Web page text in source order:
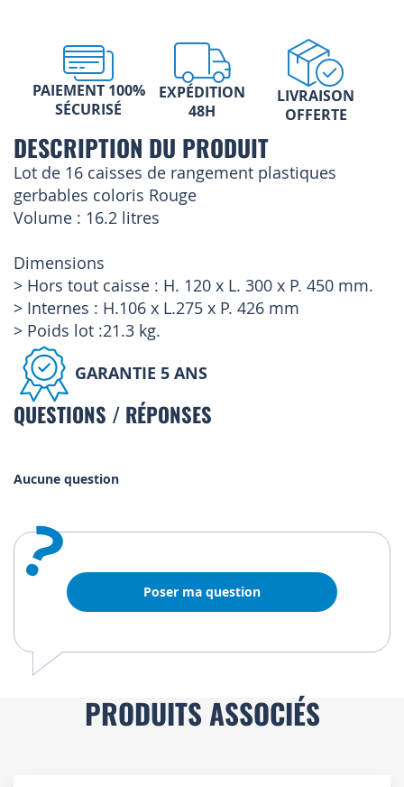
PAIEMENT 100%
SÉCURISÉ
EXPÉDITION
48H
LIVRAISON
OFFERTE
DESCRIPTION DU PRODUIT
Lot de 16 caisses de rangement plastiques
gerbables coloris Rouge
Volume : 16.2 litres
Dimensions
> Hors tout caisse : H. 120 x L. 300 x P. 450 mm.
> Internes : H.106 x L.275 x P. 426 mm
> Poids lot :21.3 kg.
GARANTIE 5 ANS
QUESTIONS / RÉPONSES
Aucune question
? Poser ma question
PRODUITS ASSOCIÉS